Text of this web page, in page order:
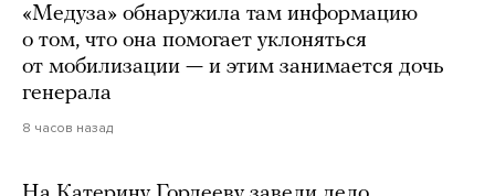
«Медуза» обнаружила там информацию
о том, что она помогает уклоняться
от мобилизации — и этим занимается дочь
генерала
8 часов назад